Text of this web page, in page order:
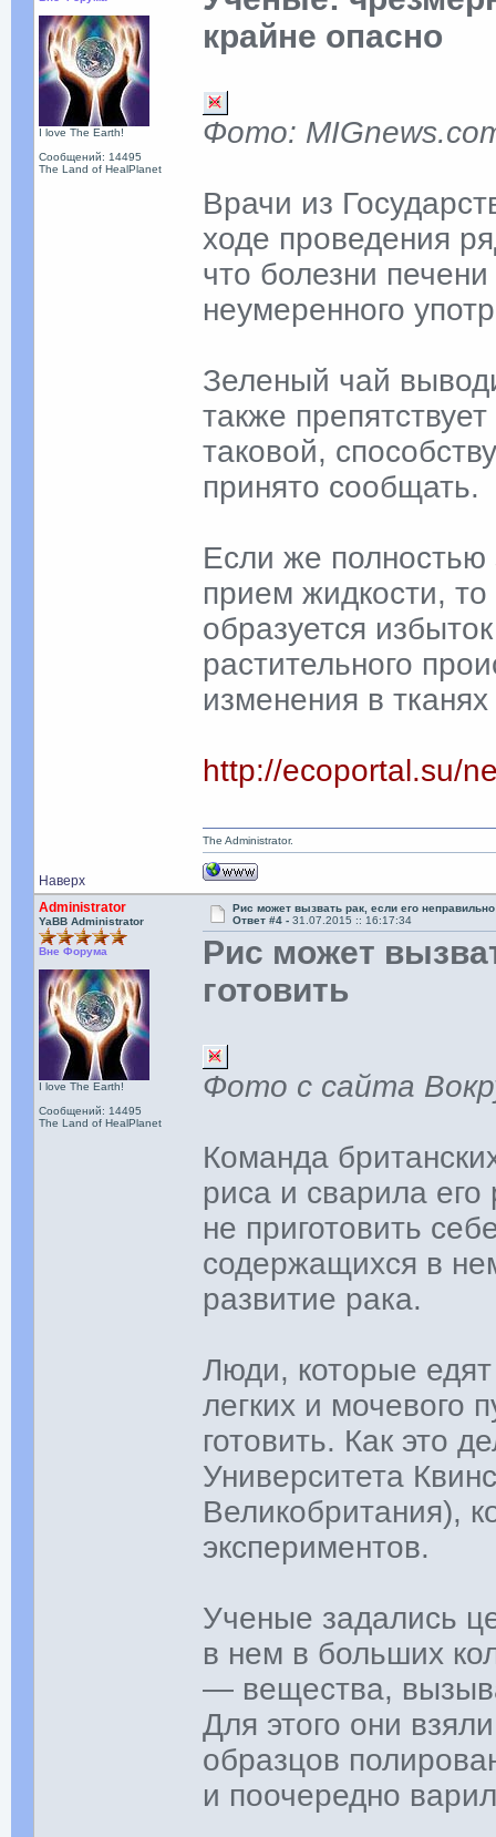
I love The Earth!
Сообщений: 14495
The Land of HealPlanet
крайне опасно
Фото:
Врачи из
ходе проведения
что болезни печени
неумеренного
Зеленый чай
также
таковой,
принято сообщать.
Если же
прием жидкости,
образуется
растительного
изменения в
http://ecoportal.su/
Наверх
The Administrator.
Administrator
YaBB Administrator
Вне Форума
I love The Earth!
Сообщений: 14495
The Land of HealPlanet
Рис может вызвать рак, если его неправильно
Ответ #4 -31.07.2015 :: 16:17:34
Рис может
готовить
Фото с сайта
Команда
риса и сварила
не приготовить
содержащихся в
развитие рака.
Люди, которые
легких и мочевого
готовить. Как это
Университета
Великобритания),
экспериментов.
Ученые задались
в нем в больших
— вещества,
Для этого они
образцов
и поочередно